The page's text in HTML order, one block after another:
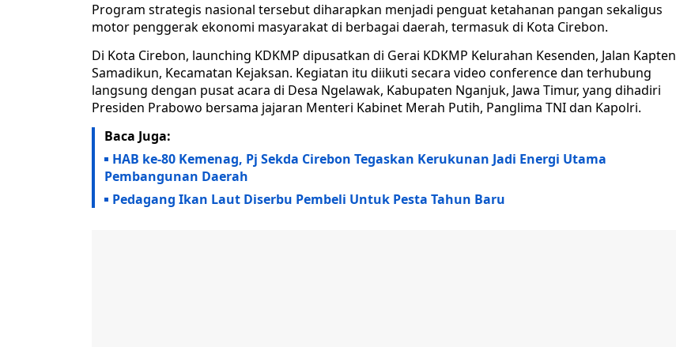
Program strategis nasional tersebut diharapkan menjadi penguat ketahanan pangan sekaligus
motor penggerak ekonomi masyarakat di berbagai daerah, termasuk di Kota Cirebon.
Di Kota Cirebon, launching KDKMP dipusatkan di Gerai KDKMP Kelurahan Kesenden, Jalan Kapten
Samadikun, Kecamatan Kejaksan. Kegiatan itu diikuti secara video conference dan terhubung
langsung dengan pusat acara di Desa Ngelawak, Kabupaten Nganjuk, Jawa Timur, yang dihadiri
Presiden Prabowo bersama jajaran Menteri Kabinet Merah Putih, Panglima TNI dan Kapolri.
Baca Juga:
HAB ke-80 Kemenag, Pj Sekda Cirebon Tegaskan Kerukunan Jadi Energi Utama
Pembangunan Daerah
Pedagang Ikan Laut Diserbu Pembeli Untuk Pesta Tahun Baru